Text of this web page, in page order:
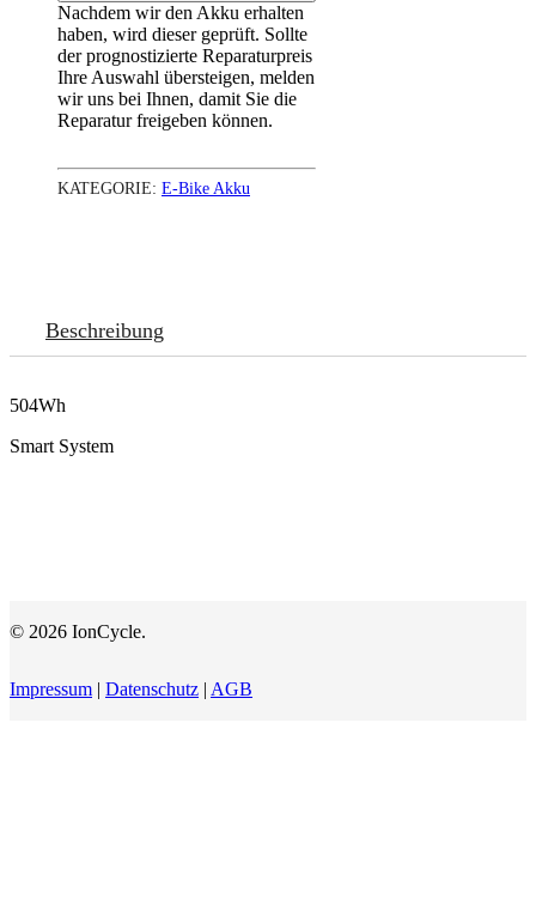
Nachdem wir den Akku erhalten
haben, wird dieser geprüft. Sollte
der prognostizierte Reparaturpreis
Ihre Auswahl übersteigen, melden
wir uns bei Ihnen, damit Sie die
Reparatur freigeben können.
KATEGORIE: E-Bike Akku
Beschreibung
504Wh
Smart System
© 2026 IonCycle.
Impressum | Datenschutz | AGB